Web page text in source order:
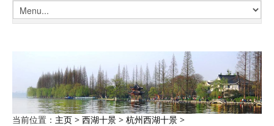
当前位置： 主页 > 西湖十景 > 杭州西湖十景 >